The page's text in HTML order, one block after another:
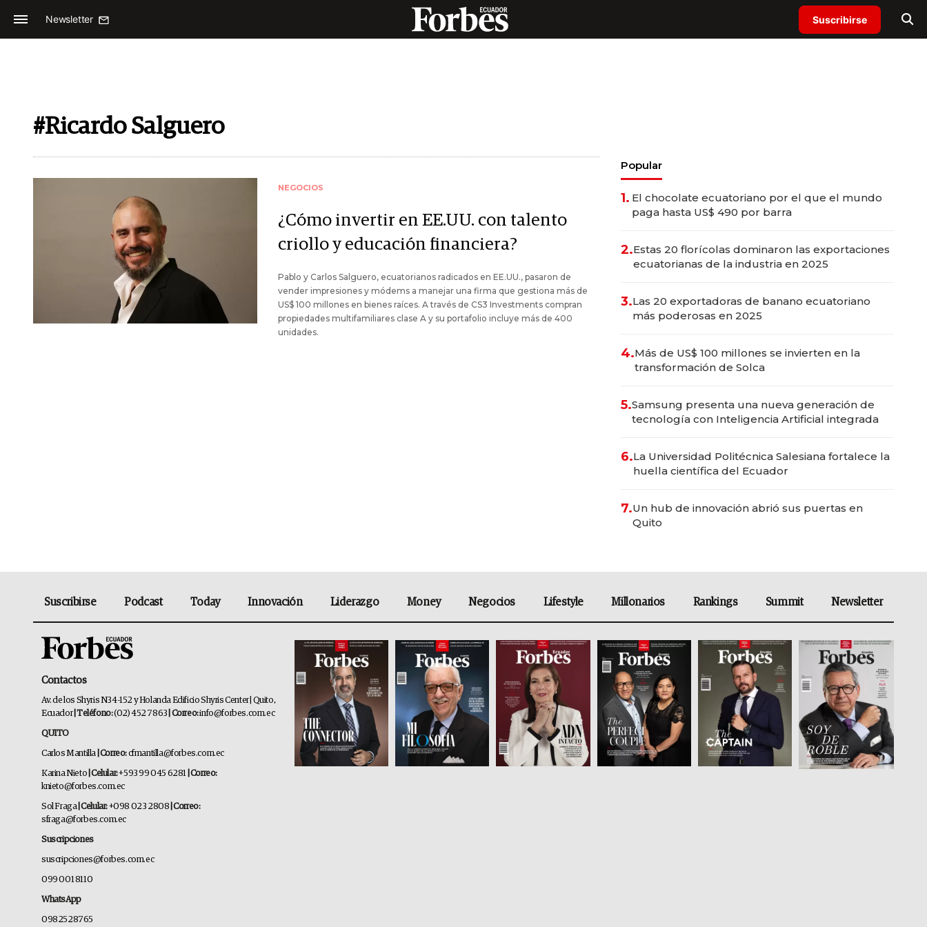
Newsletter Suscribirse
#Ricardo Salguero
NEGOCIOS
¿Cómo invertir en EE.UU. con talento
criollo y educación financiera?
Pablo y Carlos Salguero, ecuatorianos radicados en EE.UU., pasaron de
vender impresiones y módems a manejar una firma que gestiona más de
US$ 100 millones en bienes raíces. A través de CS3 Investments compran
propiedades multifamiliares clase A y su portafolio incluye más de 400
unidades.
Popular
1. El chocolate ecuatoriano por el que el mundo
paga hasta US$ 490 por barra
2.Estas 20 florícolas dominaron las exportaciones
ecuatorianas de la industria en 2025
3.Las 20 exportadoras de banano ecuatoriano
más poderosas en 2025
4.Más de US$ 100 millones se invierten en la
transformación de Solca
5.Samsung presenta una nueva generación de
tecnología con Inteligencia Artificial integrada
6.La Universidad Politécnica Salesiana fortalece la
huella científica del Ecuador
7.Un hub de innovación abrió sus puertas en
Quito
Suscribirse Podcast Today Innovación Liderazgo Money Negocios Lifestyle Millonarios Rankings Summit Newsletter
Contactos
Av. de los Shyris N34-152 y Holanda Edificio Shyris Center | Quito,
Ecuador | Teléfono:(02) 452 7863 | Correo:info@forbes.com.ec
QUITO
Carlos Mantilla | Correo:cfmantilla@forbes.com.ec
Karina Nieto | Celular:+593 99 045 6281 | Correo:
knieto@forbes.com.ec
Sol Fraga| Celular:+098 023 2808 | Correo:
sfraga@forbes.com.ec
Suscripciones
suscripciones@forbes.com.ec
099 001 8110
WhatsApp
0982528765